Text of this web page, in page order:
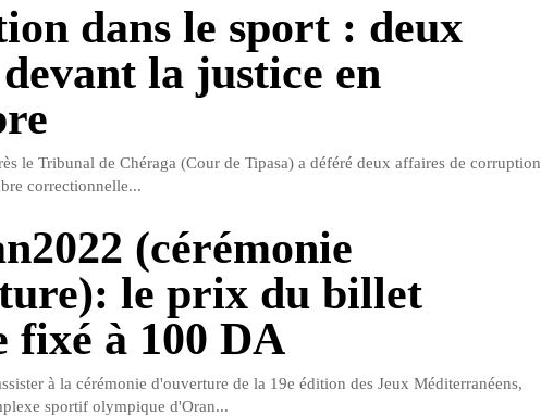
dans le sport : deux
la justice en
le Tribunal de Chéraga (Cour de Tipasa) a déféré deux affaires de corruption
correctionnelle...
(cérémonie
le prix du billet
fixé à 100 DA
à la cérémonie d'ouverture de la 19e édition des Jeux Méditerranéens,
sportif olympique d'Oran...